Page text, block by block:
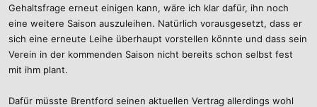
Gehaltsfrage erneut einigen kann, wäre ich klar dafür, ihn noch
eine weitere Saison auszuleihen. Natürlich vorausgesetzt, dass er
sich eine erneute Leihe überhaupt vorstellen könnte und dass sein
Verein in der kommenden Saison nicht bereits schon selbst fest
mit ihm plant.
Dafür müsste Brentford seinen aktuellen Vertrag allerdings wohl